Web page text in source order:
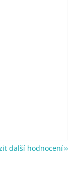
další hodnocení